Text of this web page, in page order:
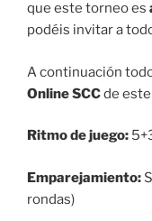
que este torneo es
podéis invitar a
A continuación
Online SCCde
Ritmo de juego:
Emparejamiento:
rondas)